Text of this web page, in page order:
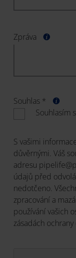
Zpráva
Souhlas *
Souhlasím
S vašimi
důvěrnými. Váš
adresu
údajů před
nedotčeno.
zpracování a
používání vašich
zásadách